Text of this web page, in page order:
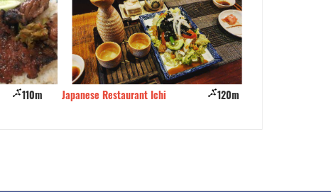
110m Japanese Restaurant Ichi 120m